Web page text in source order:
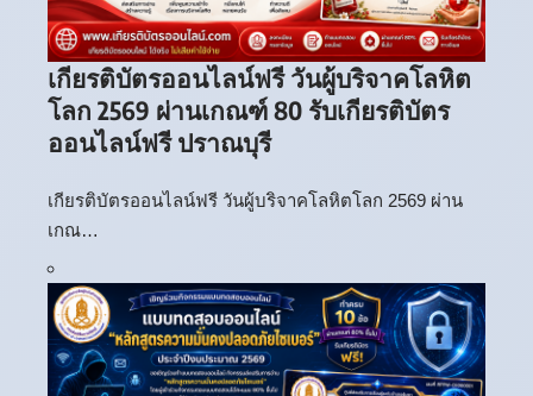
เกียรติบัตรออนไลน์ฟรี วันผู้บริจาคโลหิต
โลก 2569 ผ่านเกณฑ์ 80 รับเกียรติบัตร
ออนไลน์ฟรี ปราณบุรี
เกียรติบัตรออนไลน์ฟรี วันผู้บริจาคโลหิตโลก 2569 ผ่าน
เกณ…